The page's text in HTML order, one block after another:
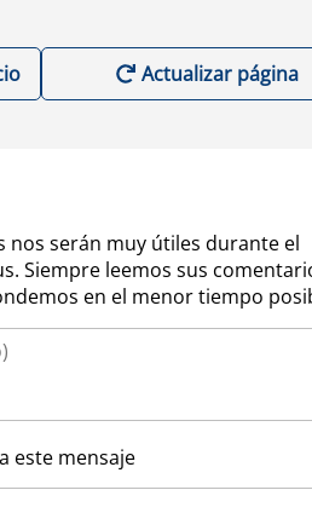
Actualizar página
nos serán muy útiles durante el
Siempre leemos sus
en el menor tiempo
este mensaje